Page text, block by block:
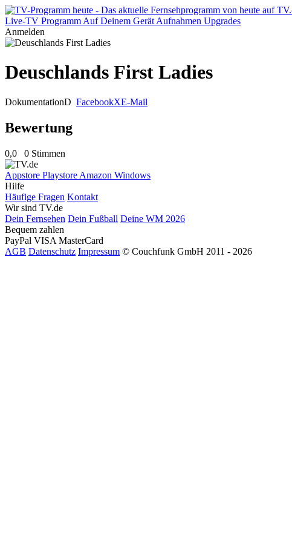
Live-TV Programm Auf Deinem Gerät Aufnahmen Upgrades
Anmelden
Deuschlands First Ladies
DokumentationD FacebookXE-Mail
Bewertung
0,0 0 Stimmen
Appstore Playstore Amazon Windows
Hilfe
Häufige Fragen Kontakt
Wir sind TV.de
Dein Fernsehen Dein Fußball Deine WM 2026
Bequem zahlen
PayPal VISA MasterCard
AGB Datenschutz Impressum © Couchfunk GmbH 2011 - 2026